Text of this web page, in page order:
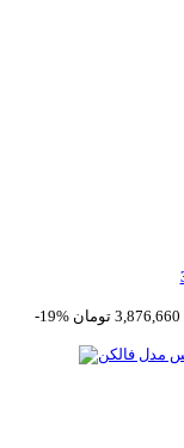
-19%
3,876,660 تومان